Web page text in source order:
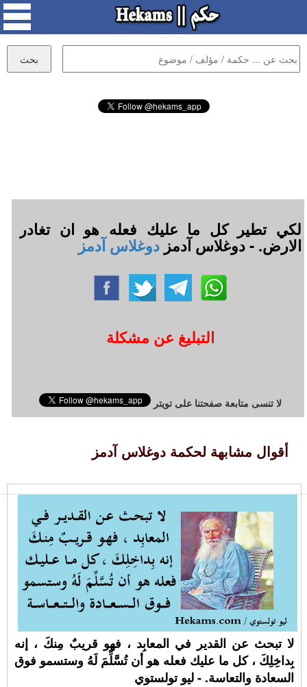
لكي تطير كل ما عليك فعله هو ان تغادر
الارض. - دوغلاس آدمزدوغلاس آدمز
التبليغ عن مشكلة
لا تنسى متابعة صفحتنا على تويتر
أقوال مشابهة لحكمة دوغلاس آدمز
لا تبحث عن القدير في المعابِد ، فهو قريبٌ مِنكَ ، إنه
بِداخِلِكَ ، كل ما عليك فعله هو أن تُسَّلِّمَ لَهُ وستسمو فوق
السعادة والتعاسة. - ليو تولستوي